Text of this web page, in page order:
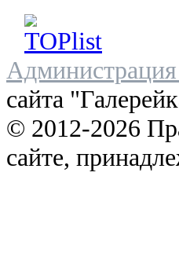
Администрация
сайта
© 2012-2026
сайте,